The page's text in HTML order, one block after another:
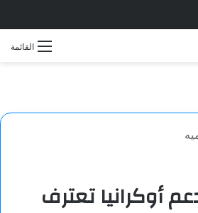
ناي عمّار
القائمة
أوكرانيا تعترف